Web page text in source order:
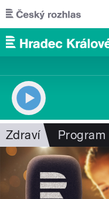
Přejít k hlavnímu obsahu
Zdraví Program